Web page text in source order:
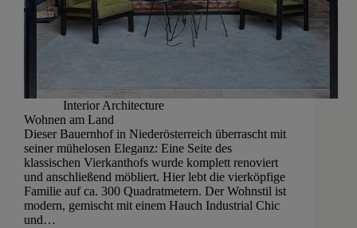
Interior Architecture
Wohnen am Land
Dieser Bauernhof in Niederösterreich überrascht mit
seiner mühelosen Eleganz: Eine Seite des
klassischen Vierkanthofs wurde komplett renoviert
und anschließend möbliert. Hier lebt die vierköpfige
Familie auf ca. 300 Quadratmetern. Der Wohnstil ist
modern, gemischt mit einem Hauch Industrial Chic
und…